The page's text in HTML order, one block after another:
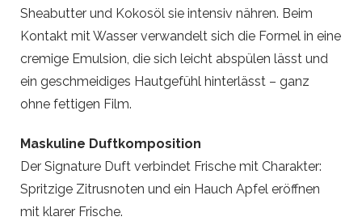
Sheabutter und Kokosöl sie intensiv nähren. Beim
Kontakt mit Wasser verwandelt sich die Formel in eine
cremige Emulsion, die sich leicht abspülen lässt und
ein geschmeidiges Hautgefühl hinterlässt – ganz
ohne fettigen Film.
Maskuline Duftkomposition
Der Signature Duft verbindet Frische mit Charakter:
Spritzige Zitrusnoten und ein Hauch Apfel eröffnen
mit klarer Frische.